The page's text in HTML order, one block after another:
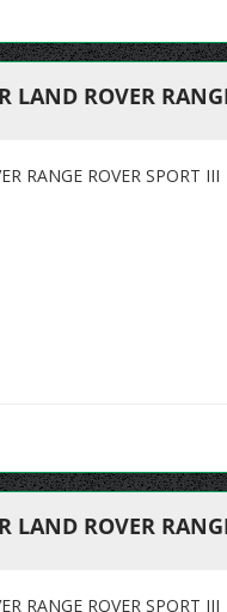
LAND ROVER
RANGE ROVER SPORT III
LAND ROVER
RANGE ROVER SPORT III